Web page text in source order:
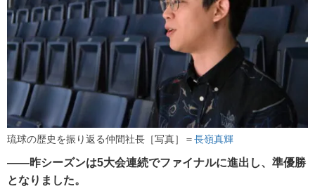
琉球の歴史を振り返る仲間社長［写真］＝ 長嶺真輝
――昨シーズンは5大会連続でファイナルに進出し、準優勝
となりました。